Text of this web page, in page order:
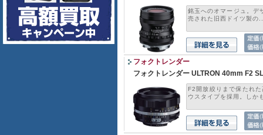
銘玉へのオマージュ。デ
売された旧西ドイツ製の
フォクトレンダー
フォクトレンダー ULTRON 40mm F2
F2開放絞りまで保たれ
ウスタイプを採用。しか